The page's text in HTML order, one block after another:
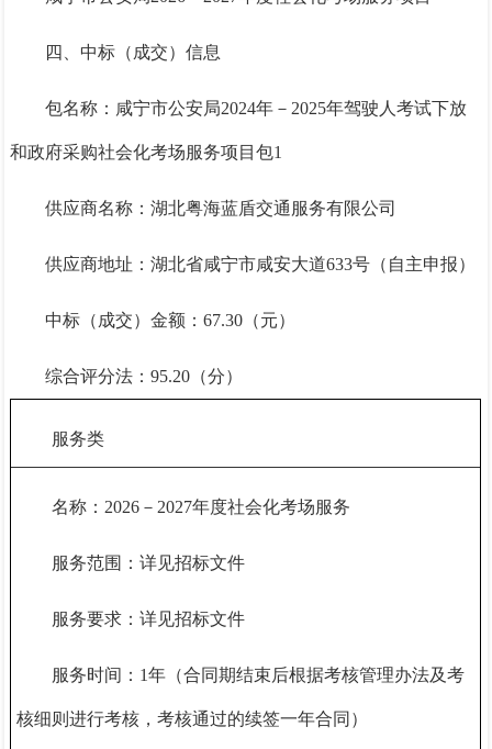
四、中标（成交）信息
包名称：咸宁市公安局2024年－2025年驾驶人考试下放
和政府采购社会化考场服务项目包1
供应商名称：湖北粤海蓝盾交通服务有限公司
供应商地址：湖北省咸宁市咸安大道633号（自主申报）
中标（成交）金额：67.30（元）
综合评分法：95.20（分）
服务类
名称： 2026－2027年度社会化考场服务
服务范围：详见招标文件
服务要求：详见招标文件
服务时间： 1年（合同期结束后根据考核管理办法及考
核细则进行考核，考核通过的续签一年合同）